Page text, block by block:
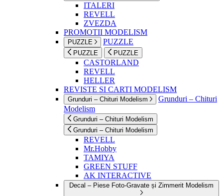
ITALERI
REVELL
ZVEZDA
PROMOTII MODELISM
PUZZLE PUZZLE
PUZZLE PUZZLE
CASTORLAND
REVELL
HELLER
REVISTE SI CARTI MODELISM
Grunduri – Chituri Modelism
Grunduri – Chituri
Modelism
Grunduri – Chituri Modelism
Grunduri – Chituri Modelism
REVELL
Mr.Hobby
TAMIYA
GREEN STUFF
AK INTERACTIVE
Decal – Piese Foto-Gravate și Zimmerit Modelism